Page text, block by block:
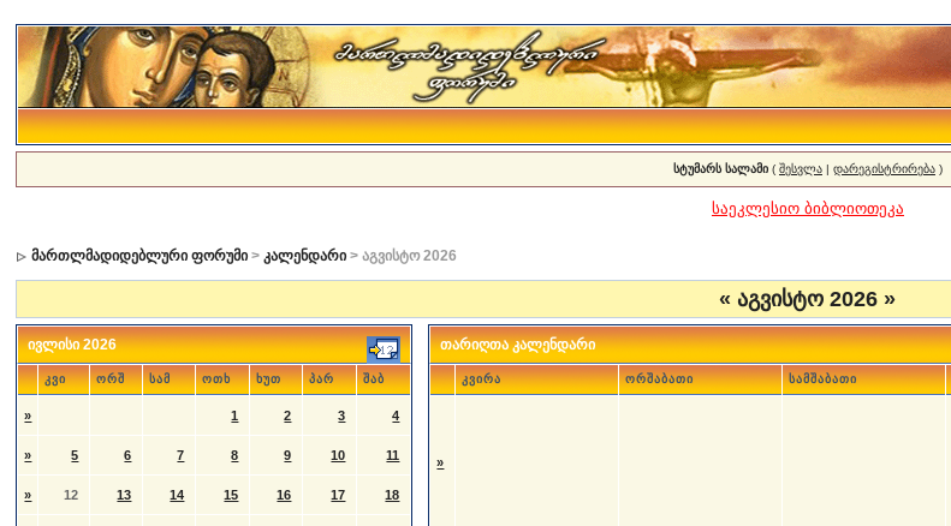
სტუმარს სალამი( შესვლა| დარეგისტრირება)
საეკლესიო ბიბლიოთეკა
მართლმადიდებლური ფორუმი >კალენდარი > აგვისტო 2026
« აგვისტო 2026 »
ივლისი 2026
კვი ორშ სამ ოთხ ხუთ პარ შაბ
» 1 2 3 4
» 5 6 7 8 9 10 11
» 12 13 14 15 16 17 18
თარიღთა კალენდარი
კვირა ორშაბათი სამშაბათი
»